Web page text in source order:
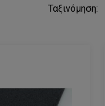
Ταξινόμηση: